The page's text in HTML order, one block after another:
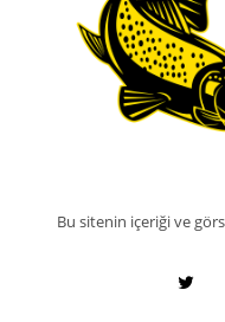
Bu sitenin içeriği ve